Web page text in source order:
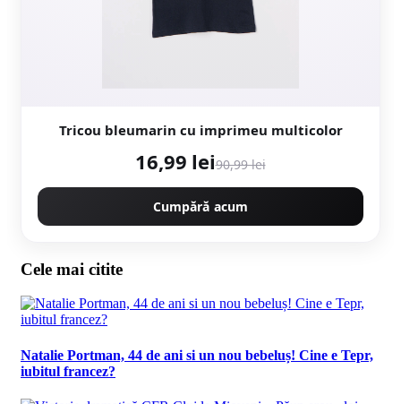
Tricou bleumarin cu imprimeu multicolor
16,99 lei90,99 lei
Cumpără acum
Cele mai citite
Natalie Portman, 44 de ani si un nou bebeluș! Cine e Tepr,
iubitul francez?